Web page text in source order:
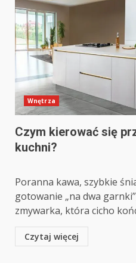
Wnętrza
Czym kierować się
kuchni?
Poranna kawa, szybkie
gotowanie „na dwa
zmywarka, która cicho
Czytaj więcej